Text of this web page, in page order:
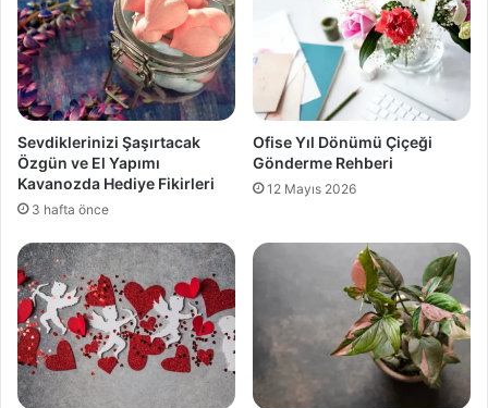
Sevdiklerinizi Şaşırtacak
Özgün ve El Yapımı
Kavanozda Hediye Fikirleri
3 hafta önce
Ofise Yıl Dönümü Çiçeği
Gönderme Rehberi
12 Mayıs 2026